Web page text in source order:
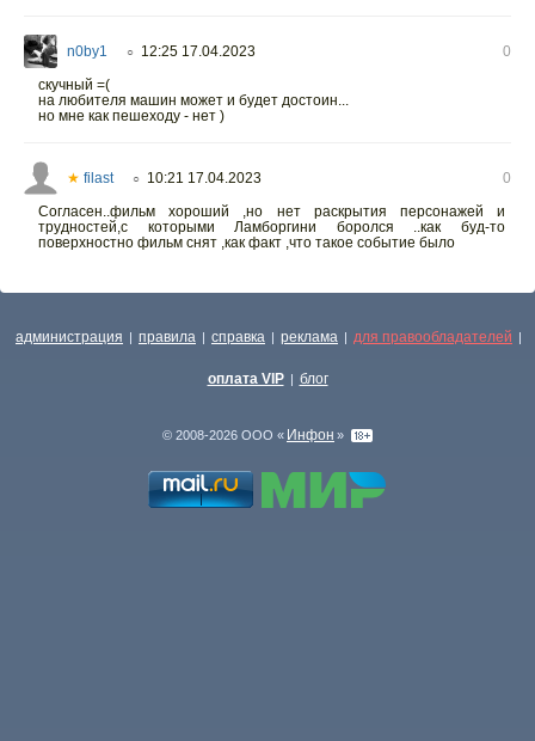
n0by1 ○ 12:25 17.04.2023
0
скучный =(
на любителя машин может и будет достоин...
но мне как пешеходу - нет )
★ filast ○ 10:21 17.04.2023
0
Согласен..фильм хороший ,но нет раскрытия персонажей и
трудностей,с которыми Ламборгини боролся ..как буд-то
поверхностно фильм снят ,как факт ,что такое событие было
администрация | правила | справка | реклама | для правообладателей |
оплата VIP | блог
© 2008-2026 ООО « Инфон »